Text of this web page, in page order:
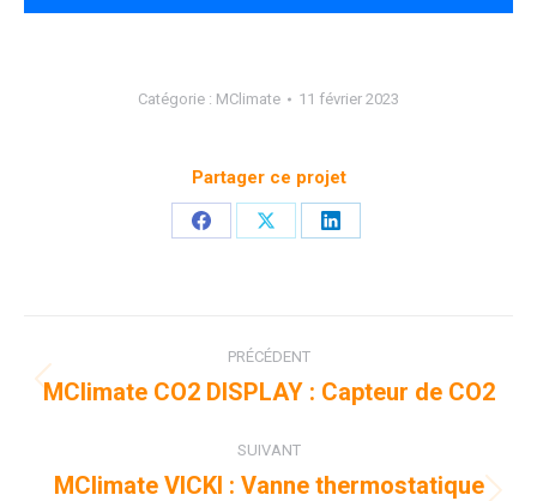
Catégorie : MClimate 11 février 2023
Partager ce projet
PartagerPartagerPartager
de
commentaire
PRÉCÉDENT
Onglet
MClimate CO2 DISPLAY : Capteur de CO2
SUIVANT
MClimate VICKI : Vanne thermostatique